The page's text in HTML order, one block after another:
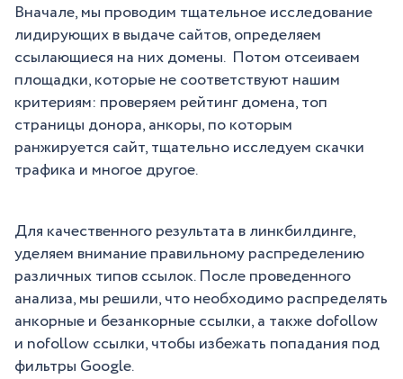
Вначале, мы проводим тщательное исследование
лидирующих в выдаче сайтов, определяем
ссылающиеся на них домены. Потом отсеиваем
площадки, которые не соответствуют нашим
критериям: проверяем рейтинг домена, топ
страницы донора, анкоры, по которым
ранжируется сайт, тщательно исследуем скачки
трафика и многое другое.
Для качественного результата в линкбилдинге,
уделяем внимание правильному распределению
различных типов ссылок. После проведенного
анализа, мы решили, что необходимо распределять
анкорные и безанкорные ссылки, а также dofollow
и nofollow ссылки, чтобы избежать попадания под
фильтры Google.